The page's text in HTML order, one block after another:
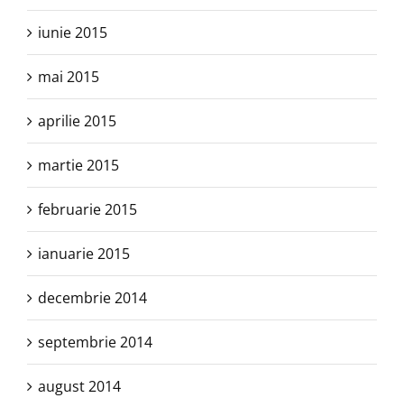
iunie 2015
mai 2015
aprilie 2015
martie 2015
februarie 2015
ianuarie 2015
decembrie 2014
septembrie 2014
august 2014